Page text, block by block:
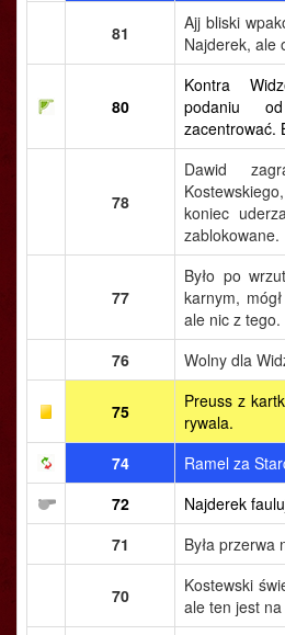
81
Ajj bliski
Najderek, ale
80
Kontra
podaniu
zacentrować.
78
Dawid
koniec
zablokowane.
77
Było po
karnym,
ale nic z tego.
76
Wolny dla
75
Preuss z
rywala.
74
Ramel za
72
Najderek
71
Była przerwa
70
Kostewski
ale ten jest